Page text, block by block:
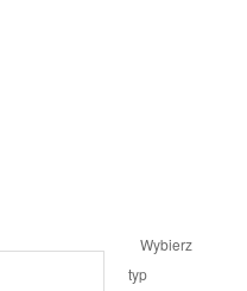
Wybierz
typ